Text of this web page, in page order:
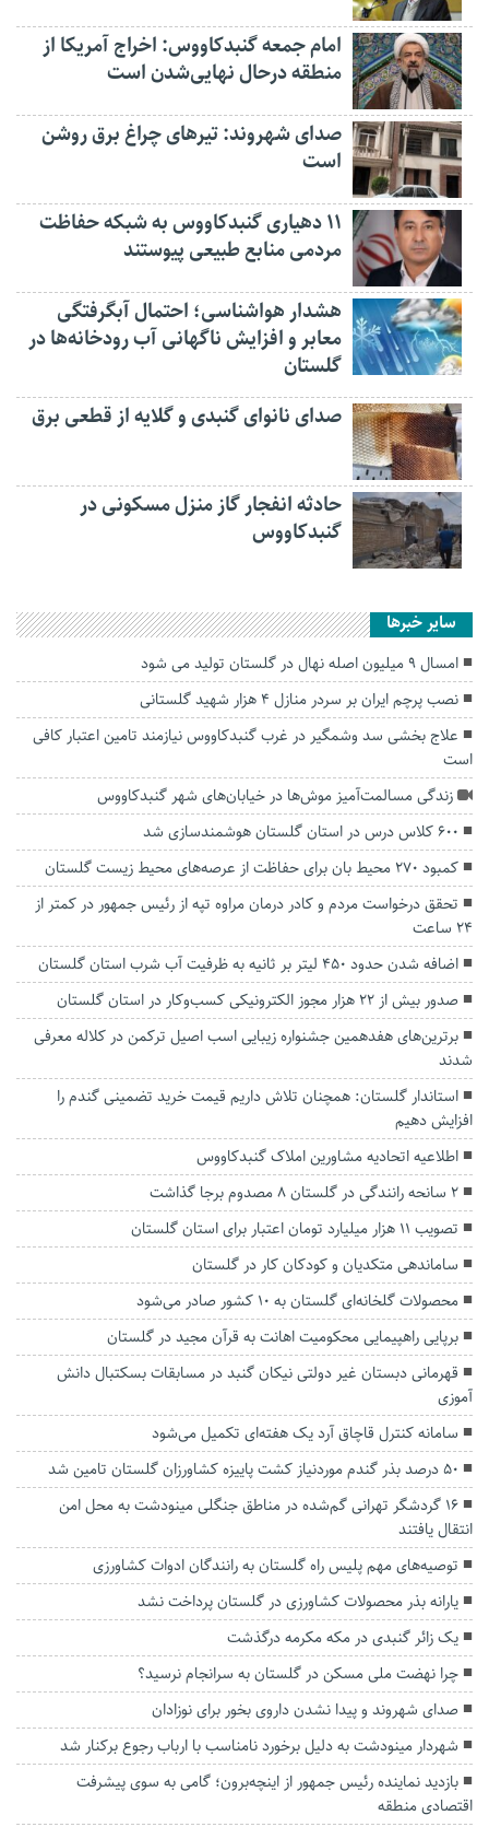
امام جمعه گنبدکاووس: اخراج آمریکا از
منطقه درحال نهایی‌شدن است
صدای شهروند: تیرهای چراغ برق روشن
است
۱۱ دهیاری گنبدکاووس به شبکه حفاظت
مردمی منابع طبیعی پیوستند
هشدار هواشناسی؛ احتمال آبگرفتگی
معابر و افزایش ناگهانی آب رودخانه‌ها در
گلستان
صدای نانوای گنبدی و گلایه از قطعی برق
حادثه انفجار گاز منزل مسکونی در
گنبدکاووس
سایر خبرها
امسال ۹ میلیون اصله نهال در گلستان تولید می شود
نصب پرچم ایران بر سردر منازل ۴ هزار شهید گلستانی
علاج بخشی سد وشمگیر در غرب گنبدکاووس نیازمند تامین اعتبار کافی
است
زندگی مسالمت‌آمیز موش‌ها در خیابان‌های شهر گنبدکاووس
۶۰۰ کلاس درس در استان گلستان هوشمندسازی شد
کمبود ۲۷۰ محیط بان برای حفاظت از عرصه‌های محیط زیست گلستان
تحقق درخواست مردم و کادر درمان مراوه تپه از رئیس جمهور در کمتر از
۲۴ ساعت
اضافه شدن حدود ۴۵۰ لیتر بر ثانیه به ظرفیت آب شرب استان گلستان
صدور بیش از ۲۲ هزار مجوز الکترونیکی کسب‌وکار در استان گلستان
برترین‌های هفدهمین جشنواره زیبایی اسب اصیل ترکمن در کلاله معرفی
شدند
استاندار گلستان: همچنان تلاش داریم قیمت خرید تضمینی گندم را
افزایش دهیم
اطلاعیه اتحادیه مشاورین املاک گنبدکاووس
۲ سانحه رانندگی در گلستان ۸ مصدوم برجا گذاشت
تصویب ۱۱ هزار میلیارد تومان اعتبار برای استان گلستان
ساماندهی متکدیان و کودکان کار در گلستان
محصولات گلخانه‌ای گلستان به ۱۰ کشور صادر می‌شود
برپایی راهپیمایی محکومیت اهانت به قرآن مجید در گلستان
قهرمانی دبستان غیر دولتی نیکان گنبد در مسابقات بسکتبال دانش
آموزی
سامانه کنترل قاچاق آرد یک هفته‌ای تکمیل می‌شود
۵۰ درصد بذر گندم موردنیاز کشت پاییزه کشاورزان گلستان تامین شد
۱۶ گردشگر تهرانی گم‌شده در مناطق جنگلی مینودشت به محل امن
انتقال یافتند
توصیه‌های مهم پلیس راه گلستان به رانندگان ادوات کشاورزی
یارانه بذر محصولات کشاورزی در گلستان پرداخت نشد
یک زائر گنبدی در مکه مکرمه درگذشت
چرا نهضت ملی مسکن در گلستان به سرانجام نرسید؟
صدای شهروند و پیدا نشدن داروی بخور برای نوزادان
شهردار مینودشت به دلیل برخورد نامناسب با ارباب رجوع برکنار شد
بازدید نماینده رئیس جمهور از اینچه‌برون؛ گامی به سوی پیشرفت
اقتصادی منطقه